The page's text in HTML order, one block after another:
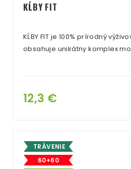
KĹBY FIT
KĹBY FIT je 100% prírodný
obsahuje unikátny komplex
12,3 €
TRÁVENIE
60+60